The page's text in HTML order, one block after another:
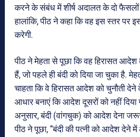
करने के संबंध में शीर्ष अदालत के दो फैसलों
हालांकि, पीठ ने कहा कि वह इस स्तर पर
करेगी.
पीठ ने मेहता से पूछा कि वह हिरासत आदेश
हैं, जो पहले ही बंदी को दिया जा चुका है.
चाहता कि वे हिरासत आदेश को चुनौती देने
आधार बनाएं कि आदेश दूसरों को नहीं
अनुसार, बंदी (वांगचुक) को आदेश देना
पीठ ने पूछा, “बंदी की पत्नी को आदेश देने